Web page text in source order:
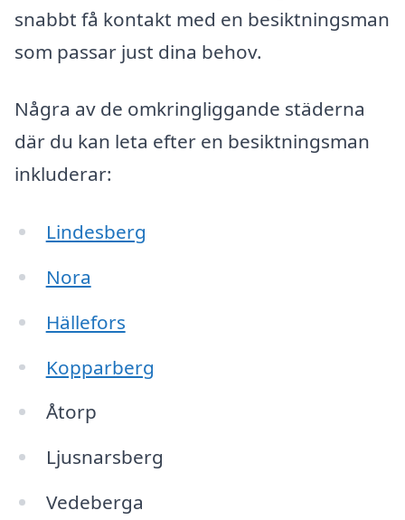
snabbt få kontakt med en besiktningsman
som passar just dina behov.
Några av de omkringliggande städerna
där du kan leta efter en besiktningsman
inkluderar:
Lindesberg
Nora
Hällefors
Kopparberg
Åtorp
Ljusnarsberg
Vedeberga